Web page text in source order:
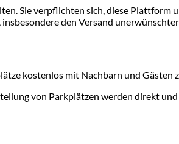
Sie verpflichten sich, diese
den Versand unerwünschter
kostenlos mit Nachbarn und Gästen
von Parkplätzen werden direkt